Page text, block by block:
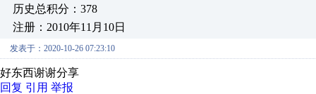
历史总积分：378
注册：2010年11月10日
发表于：2020-10-26 07:23:10
好东西谢谢分享
回复 引用 举报